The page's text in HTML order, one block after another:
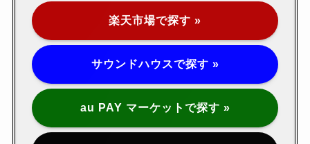
楽天市場で探す »
サウンドハウスで探す »
au PAY マーケットで探す »